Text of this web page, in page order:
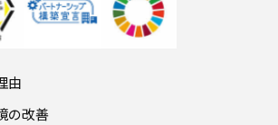
由
の改善